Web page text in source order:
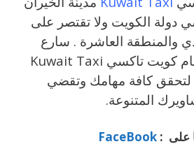
دولة الكويت ولا تقتصر على
والمنطقة العاشرة . سارع
بالاتصال على أرقام كويت تاكسي Kuwait Taxi
لتحقق كافة مهامك وتقضي
المتنوعة.
على : FaceBook